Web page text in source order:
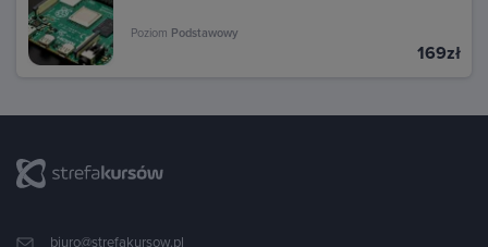
Poziom Podstawowy
169zł
biuro@strefakursow.pl